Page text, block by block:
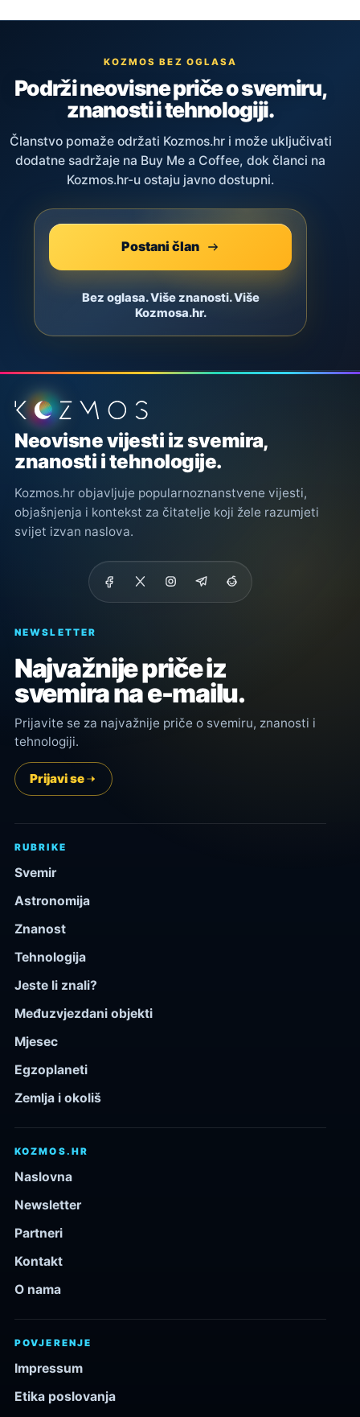
KOZMOS BEZ OGLASA
Podrži neovisne priče o svemiru,
znanosti i tehnologiji.
Članstvo pomaže održati Kozmos.hr i može uključivati
dodatne sadržaje na Buy Me a Coffee, dok članci na
Kozmos.hr-u ostaju javno dostupni.
Postani član
Bez oglasa. Više znanosti. Više
Kozmosa.hr.
Podnožje stranice
Neovisne vijesti iz svemira,
znanosti i tehnologije.
Kozmos.hr objavljuje popularnoznanstvene vijesti,
objašnjenja i kontekst za čitatelje koji žele razumjeti
svijet izvan naslova.
NEWSLETTER
Najvažnije priče iz
svemira na e-mailu.
Prijavite se za najvažnije priče o svemiru, znanosti i
tehnologiji.
Prijavi se
RUBRIKE
Svemir
Astronomija
Znanost
Tehnologija
Jeste li znali?
Međuzvjezdani objekti
Mjesec
Egzoplaneti
Zemlja i okoliš
KOZMOS.HR
Naslovna
Newsletter
Partneri
Kontakt
O nama
POVJERENJE
Impressum
Etika poslovanja